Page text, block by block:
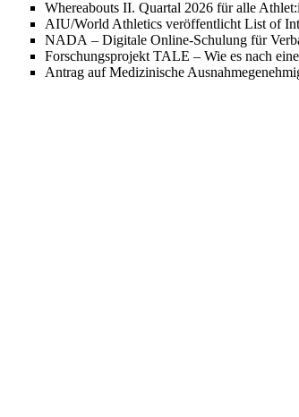
Whereabouts II. Quartal 2026 für alle
AIU/World Athletics veröffentlicht List of
NADA – Digitale Online-Schulung für
Forschungsprojekt TALE – Wie es nach
Antrag auf Medizinische